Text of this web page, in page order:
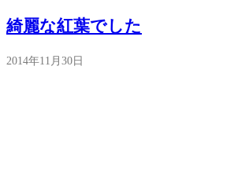
綺麗な紅葉でした
2014年11月30日